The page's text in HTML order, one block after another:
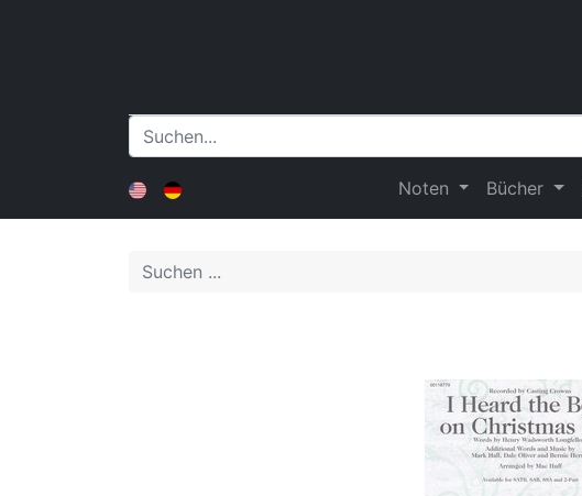
Noten Bücher